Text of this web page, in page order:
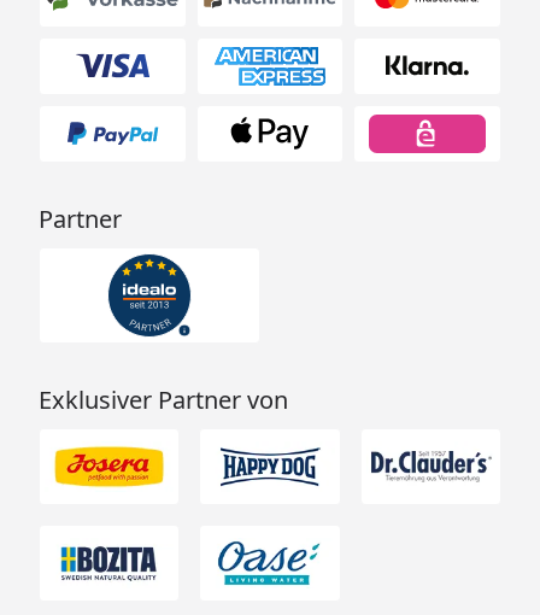
Partner
Exklusiver Partner von